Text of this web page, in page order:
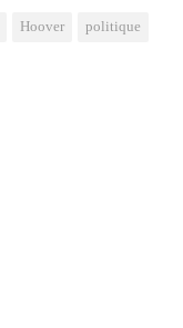
Hoover politique